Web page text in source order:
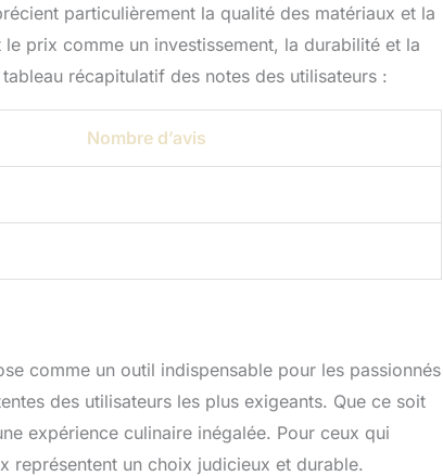
particulièrement la qualité des matériaux et la
prix comme un investissement, la durabilité et la
récapitulatif des notes des utilisateurs :
Nombre d’avis
comme un outil indispensable pour les passionnés
des utilisateurs les plus exigeants. Que ce soit
expérience culinaire inégalée. Pour ceux qui
représentent un choix judicieux et durable.